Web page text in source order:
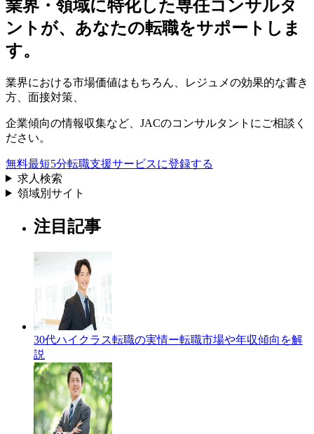
業界・領域に特化した専任コンサルタ
ントが、 あなたの転職をサポートしま
す。
業界における市場価値はもちろん、
レジュメの効果的な書き
方
面接対策
企業傾向の情報収集など、 JACのコンサルタントにご相談く
ださい。
無料最短5分転職支援サービスに登録する
求人検索
領域別サイト
注目記事
30代ハイクラス転職の実情ー転職市場や年収傾向を解
説